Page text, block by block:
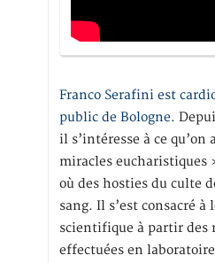
Franco Serafini est
public de Bologne.
il s’intéresse à ce qu’on
miracles eucharistiques
où des hosties du culte
sang. Il s’est consacré à
scientifique à partir des
effectuées en